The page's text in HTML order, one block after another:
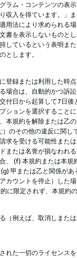
ラム・コンテンツの表
収入を得ています。」
用法により求められる
書を表示しないもの
しているという表明ま
とします。
登録または利用した時
場合は、自動的かつ訴
付日から起算して7日
ションを選択するこ
本規約を解除または乙
のその他の違反に関
求を受ける可能性また
または名誉が損なわれ
、 (f) 本規約または本
甲または乙と関係が
カウントを停止）した
に限定されず、本規
（例えば、取消しまた
れた一切のライセンス